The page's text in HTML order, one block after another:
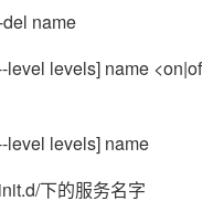
name
levels] name
levels] name
下的服务名字